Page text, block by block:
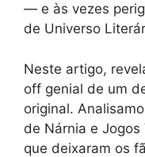
— e às vezes
de Universo
Neste artigo,
off genial de um
original.
de Nárnia e
que deixaram os